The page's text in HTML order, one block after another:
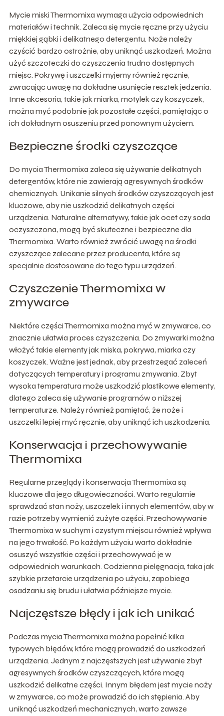
Mycie miski Thermomixa wymaga użycia odpowiednich
materiałów i technik. Zaleca się mycie ręczne przy użyciu
miękkiej gąbki i delikatnego detergentu. Noże należy
czyścić bardzo ostrożnie, aby uniknąć uszkodzeń. Można
użyć szczoteczki do czyszczenia trudno dostępnych
miejsc. Pokrywę i uszczelki myjemy również ręcznie,
zwracając uwagę na dokładne usunięcie resztek jedzenia.
Inne akcesoria, takie jak miarka, motylek czy koszyczek,
można myć podobnie jak pozostałe części, pamiętając o
ich dokładnym osuszeniu przed ponownym użyciem.
Bezpieczne środki czyszczące
Do mycia Thermomixa zaleca się używanie delikatnych
detergentów, które nie zawierają agresywnych środków
chemicznych. Unikanie silnych środków czyszczących jest
kluczowe, aby nie uszkodzić delikatnych części
urządzenia. Naturalne alternatywy, takie jak ocet czy soda
oczyszczona, mogą być skuteczne i bezpieczne dla
Thermomixa. Warto również zwrócić uwagę na środki
czyszczące zalecane przez producenta, które są
specjalnie dostosowane do tego typu urządzeń.
Czyszczenie Thermomixa w
zmywarce
Niektóre części Thermomixa można myć w zmywarce, co
znacznie ułatwia proces czyszczenia. Do zmywarki można
włożyć takie elementy jak miska, pokrywa, miarka czy
koszyczek. Ważne jest jednak, aby przestrzegać zaleceń
dotyczących temperatury i programu zmywania. Zbyt
wysoka temperatura może uszkodzić plastikowe elementy,
dlatego zaleca się używanie programów o niższej
temperaturze. Należy również pamiętać, że noże i
uszczelki lepiej myć ręcznie, aby uniknąć ich uszkodzenia.
Konserwacja i przechowywanie
Thermomixa
Regularne przeglądy i konserwacja Thermomixa są
kluczowe dla jego długowieczności. Warto regularnie
sprawdzać stan noży, uszczelek i innych elementów, aby w
razie potrzeby wymienić zużyte części. Przechowywanie
Thermomixa w suchym i czystym miejscu również wpływa
na jego trwałość. Po każdym użyciu warto dokładnie
osuszyć wszystkie części i przechowywać je w
odpowiednich warunkach. Codzienna pielęgnacja, taka jak
szybkie przetarcie urządzenia po użyciu, zapobiega
osadzaniu się brudu i ułatwia późniejsze mycie.
Najczęstsze błędy i jak ich unikać
Podczas mycia Thermomixa można popełnić kilka
typowych błędów, które mogą prowadzić do uszkodzeń
urządzenia. Jednym z najczęstszych jest używanie zbyt
agresywnych środków czyszczących, które mogą
uszkodzić delikatne części. Innym błędem jest mycie noży
w zmywarce, co może prowadzić do ich stępienia. Aby
uniknąć uszkodzeń mechanicznych, warto zawsze